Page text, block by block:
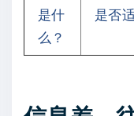
是什
么？
是否